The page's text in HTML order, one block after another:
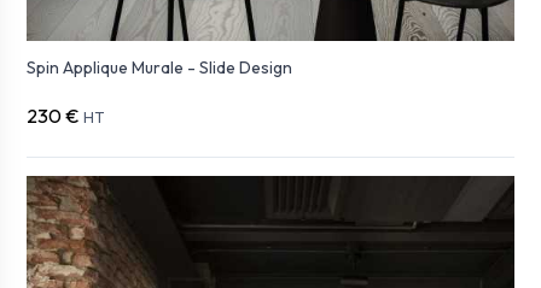
Spin Applique Murale - Slide Design
230 € HT